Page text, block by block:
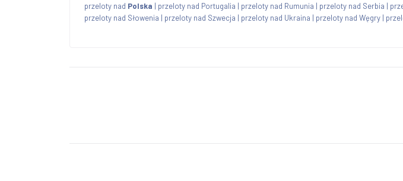
przeloty nad Polska | przeloty nad Portugalia | przeloty nad Rumunia | przeloty nad Serbia |
przeloty nad Słowenia | przeloty nad Szwecja | przeloty nad Ukraina | przeloty nad Węgry |